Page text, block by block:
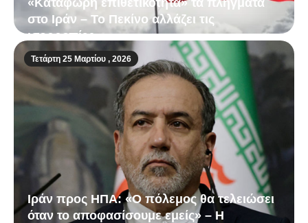
στο Ιράν – Το Πεκίνο αλλάζει τις
ισορροπίες
Τετάρτη 25 Μαρτίου , 2026
Ιράν προς ΗΠΑ: «Ο πόλεμος θα τελειώσει
όταν το αποφασίσουμε εμείς» – Η